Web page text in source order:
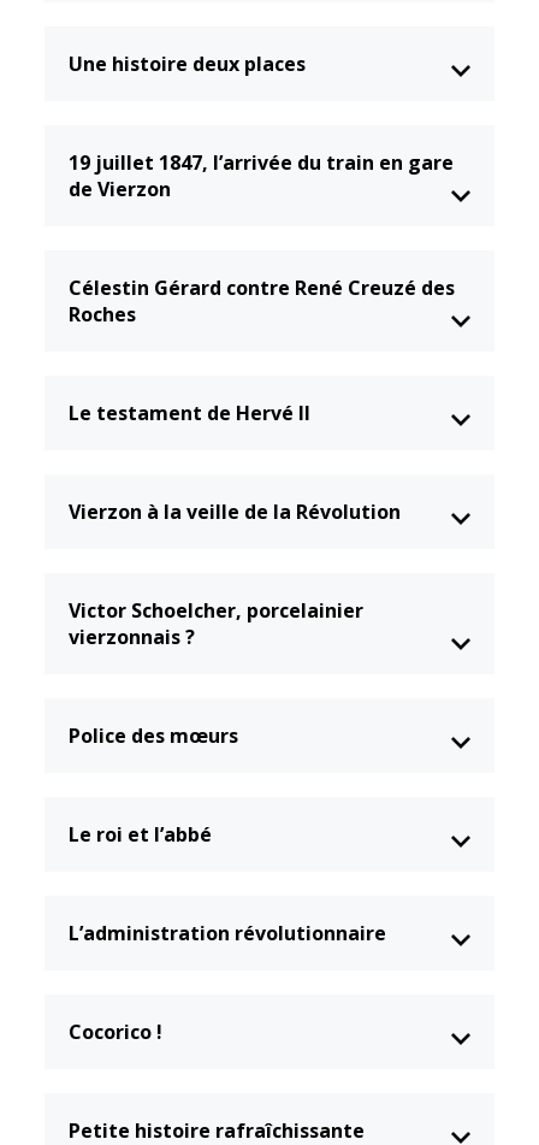
Travaux
Urbanisme et
commerce
Réseau de
Une histoire deux places
19 juillet 1847, l’arrivée du train en gare
de Vierzon
Célestin Gérard contre René Creuzé des
Roches
Le testament de Hervé II
Vierzon à la veille de la Révolution
Victor Schoelcher, porcelainier
vierzonnais ?
Police des mœurs
Le roi et l’abbé
L’administration révolutionnaire
Cocorico !
Petite histoire rafraîchissante